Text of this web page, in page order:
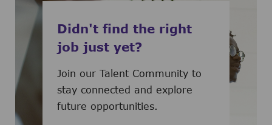
Didn't find the right
job just yet?
Join our Talent Community to
stay connected and explore
future opportunities.